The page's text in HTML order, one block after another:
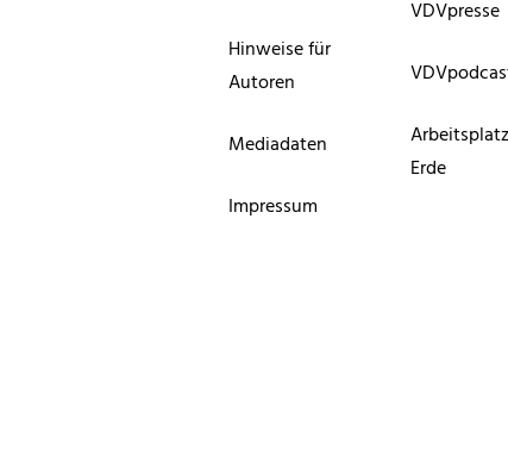
Hinweise für
Autoren
Mediadaten
Impressum
VDVpresse
Erde